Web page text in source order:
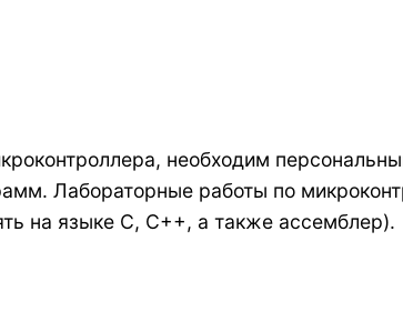
необходим
Лабораторные работы по
на языке С, С++, а также ассемблер).